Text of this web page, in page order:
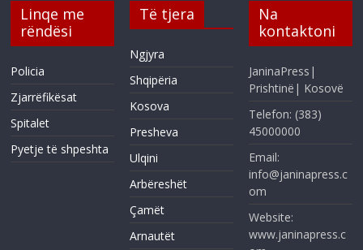
Linqe me
rëndësi
Policia
Zjarrëfikësat
Spitalet
Pyetje të shpeshta
Të tjera
Ngjyra
Shqipëria
Kosova
Presheva
Ulqini
Arbëreshët
Çamët
Arnautët
Na
kontaktoni
JaninaPress|
Prishtinë| Kosovë
Telefon: (383)
45000000
Email:
info@janinapress.c
om
Website:
www.janinapress.c